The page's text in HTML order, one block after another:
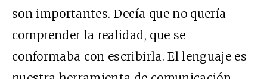
son importantes. Decía que no quería
comprender la realidad, que se
conformaba con escribirla. El lenguaje es